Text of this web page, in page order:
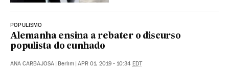
POPULISMO
Alemanha ensina a rebater o discurso
populista do cunhado
ANA CARBAJOSA | Berlim | APR 01, 2019 - 10:34 EDT